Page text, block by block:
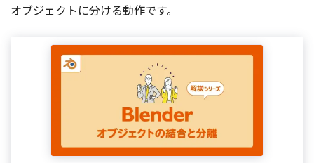
オブジェクトに分ける動作です。